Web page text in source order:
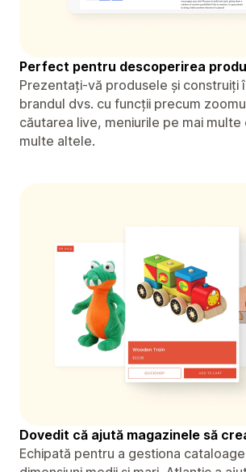
Perfect pentru descoperirea
Prezentați-vă produsele și construiți
brandul dvs. cu funcții precum
căutarea live, meniurile pe mai multe
multe altele.
Dovedit că ajută magazinele să
Echipată pentru a gestiona